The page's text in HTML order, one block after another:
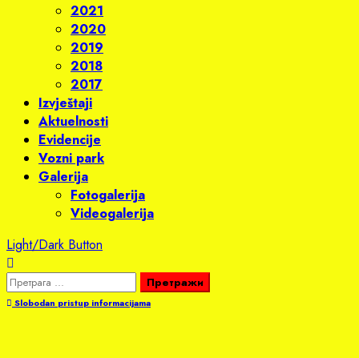
2021
2020
2019
2018
2017
Izvještaji
Aktuelnosti
Evidencije
Vozni park
Galerija
Fotogalerija
Videogalerija
Light/Dark Button
Претрага
за:Slobodan pristup informacijama